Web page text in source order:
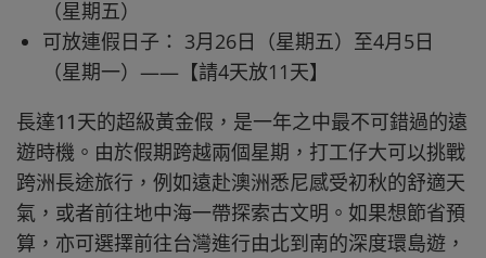
（星期五）
可放連假日子： 3月26日（星期五）至4月5日
（星期一）——【請4天放11天】
長達11天的超級黃金假，是一年之中最不可錯過的遠
遊時機。由於假期跨越兩個星期，打工仔大可以挑戰
跨洲長途旅行，例如遠赴澳洲悉尼感受初秋的舒適天
氣，或者前往地中海一帶探索古文明。如果想節省預
算，亦可選擇前往台灣進行由北到南的深度環島遊，